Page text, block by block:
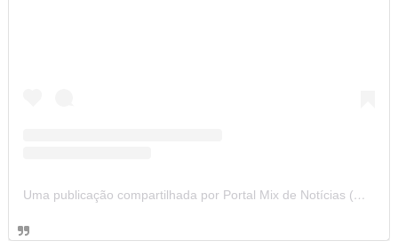
Uma publicação compartilhada por Portal Mix de Notícias (@portalmixdenoticias)